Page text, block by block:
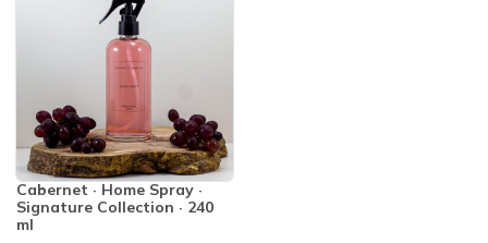
Cabernet · Home Spray ·
Signature Collection · 240
ml